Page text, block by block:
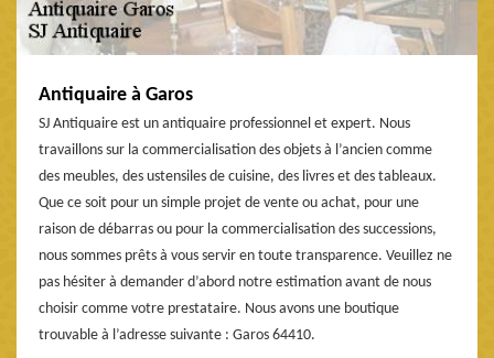
Antiquaire à Garos
SJ Antiquaire est un antiquaire professionnel et expert. Nous
travaillons sur la commercialisation des objets à l’ancien comme
des meubles, des ustensiles de cuisine, des livres et des tableaux.
Que ce soit pour un simple projet de vente ou achat, pour une
raison de débarras ou pour la commercialisation des successions,
nous sommes prêts à vous servir en toute transparence. Veuillez ne
pas hésiter à demander d’abord notre estimation avant de nous
choisir comme votre prestataire. Nous avons une boutique
trouvable à l’adresse suivante : Garos 64410.